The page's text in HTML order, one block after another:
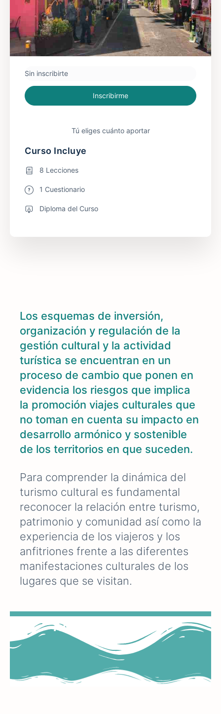
Los esquemas de inversión,
organización y regulación de la
gestión cultural y la actividad
turística se encuentran en un
proceso de cambio que ponen en
evidencia los riesgos que implica
la promoción viajes culturales que
no toman en cuenta su impacto en
desarrollo armónico y sostenible
de los territorios en que suceden.
Para comprender la dinámica del
turismo cultural es fundamental
reconocer la relación entre turismo,
patrimonio y comunidad así como la
experiencia de los viajeros y los
anfitriones frente a las diferentes
manifestaciones culturales de los
lugares que se visitan.
Turismo es cultura...
Sin inscribirte
Inscribirme
Tú eliges cuánto aportar
Curso Incluye
8 Lecciones
1 Cuestionario
Diploma del Curso